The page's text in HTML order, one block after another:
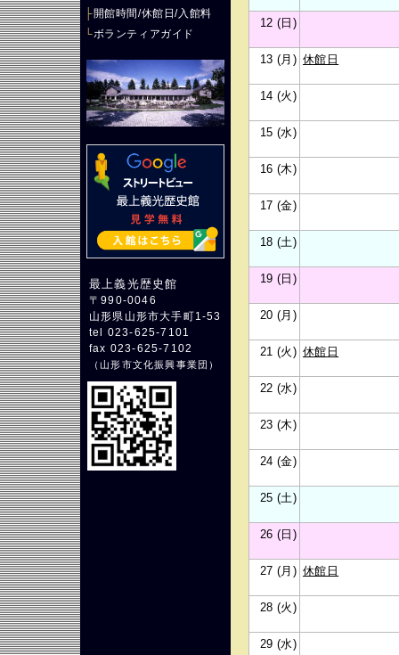
├開館時間/休館日/入館料
└ボランティアガイド
最上義光歴史館
〒990-0046
山形県山形市大手町1-53
tel 023-625-7101
fax 023-625-7102
（山形市文化振興事業団 ）
12 (日)
13 (月) 休館日
14 (火)
15 (水)
16 (木)
17 (金)
18 (土)
19 (日)
20 (月)
21 (火) 休館日
22 (水)
23 (木)
24 (金)
25 (土)
26 (日)
27 (月) 休館日
28 (火)
29 (水)